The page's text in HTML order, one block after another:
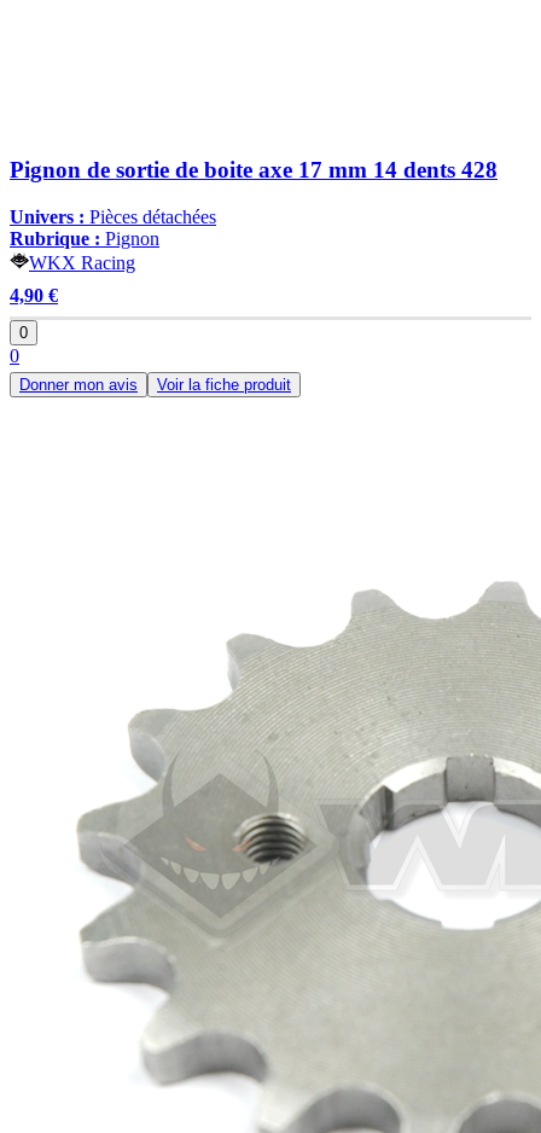
Pignon de sortie de boite axe 17 mm 14 dents 428
Univers : Pièces détachées
Rubrique : Pignon
WKX Racing
4,90 €
0
0
Donner mon avis Voir la fiche produit